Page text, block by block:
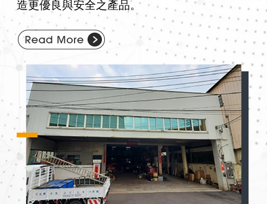
造更優良與安全之產品。